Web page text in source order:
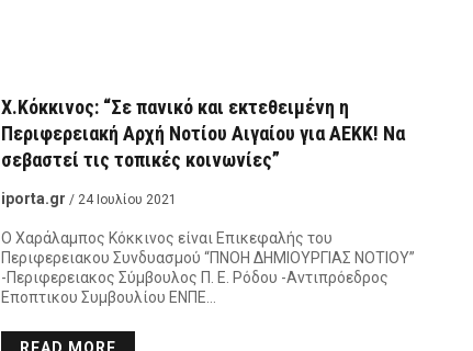
Χ.Κόκκινος: “Σε πανικό και εκτεθειμένη η
Περιφερειακή Αρχή Νοτίου Αιγαίου για ΑΕΚΚ! Να
σεβαστεί τις τοπικές κοινωνίες”
iporta.gr / 24 Ιουλίου 2021
Ο Χαράλαμπος Κόκκινος είναι Επικεφαλής του
Περιφερειακου Συνδυασμού “ΠΝΟΗ ΔΗΜΙΟΥΡΓΙΑΣ ΝΟΤΙΟΥ”
-Περιφερειακος Σύμβουλος Π. Ε. Ρόδου -Αντιπρόεδρος
Εποπτικου Συμβουλίου ΕΝΠΕ…